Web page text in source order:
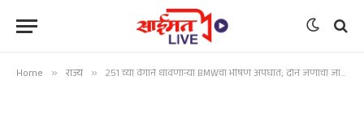
Home » राज्य » 251 च्या वेगाने धावणाऱ्या BMWचा भीषण अपघात; दोन जणांचा जागीच मृत्यू!